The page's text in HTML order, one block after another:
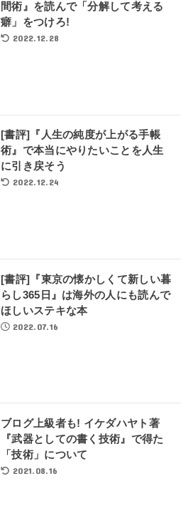
間術』を読んで「分解して考える
癖」をつけろ!
2022.12.28
[書評]『人生の純度が上がる手帳
術』で本当にやりたいことを人生
に引き戻そう
2022.12.24
[書評]『東京の懐かしくて新しい暮
らし365日』は海外の人にも読んで
ほしいステキな本
2022.07.16
ブログ上級者も! イケダハヤト著
『武器としての書く技術』で得た
「技術」について
2021.08.16